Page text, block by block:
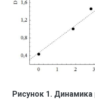
Рисунок 1. Динамика